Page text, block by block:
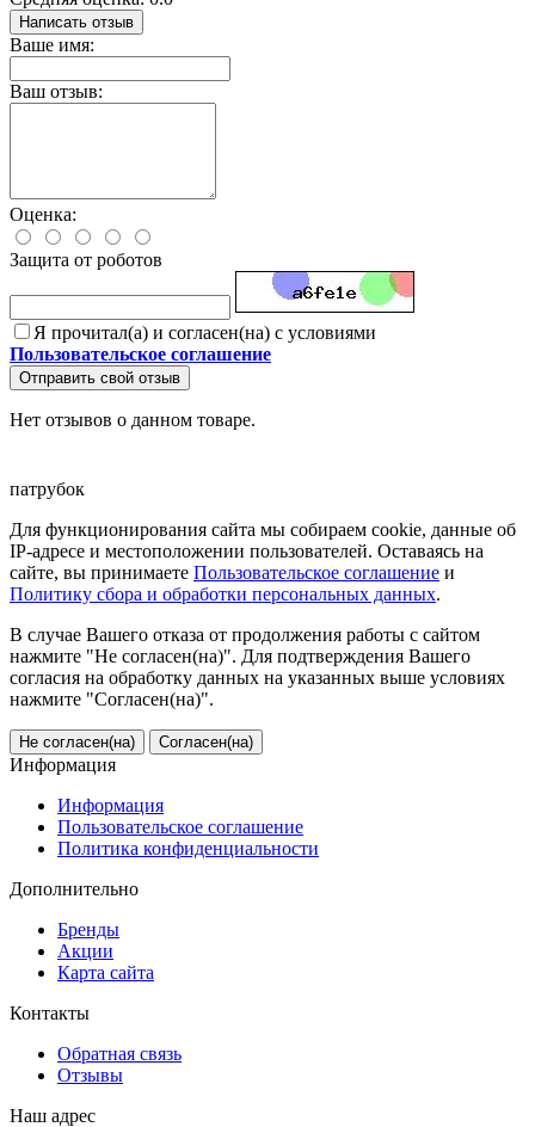
Написать отзыв
Ваше имя:
Ваш отзыв:
Оценка:
Защита от роботов
Я прочитал(а) и согласен(на) с условиями
Пользовательское соглашение
Отправить свой отзыв
Нет отзывов о данном товаре.
патрубок
Для функционирования сайта мы собираем cookie, данные об
IP-адресе и местоположении пользователей. Оставаясь на
сайте, вы принимаете Пользовательское соглашение и
Политику сбора и обработки персональных данных.
В случае Вашего отказа от продолжения работы с сайтом
нажмите "Не согласен(на)". Для подтверждения Вашего
согласия на обработку данных на указанных выше условиях
нажмите "Согласен(на)".
Не согласен(на) Согласен(на)
Информация
Информация
Пользовательское соглашение
Политика конфиденциальности
Дополнительно
Бренды
Акции
Карта сайта
Контакты
Обратная связь
Отзывы
Наш адрес